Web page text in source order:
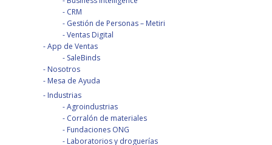
CRM
Gestión de Personas – Metiri
Ventas Digital
App de Ventas
SaleBinds
Nosotros
Mesa de Ayuda
Industrias
Agroindustrias
Corralón de materiales
Fundaciones ONG
Laboratorios y droguerías